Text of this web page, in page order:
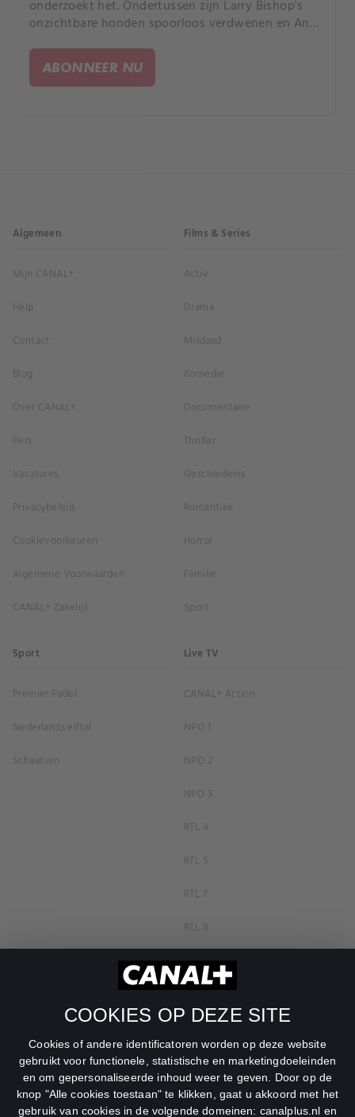
COOKIES OP DEZE SITE
Cookies of andere identificatoren worden op deze website
gebruikt voor functionele, statistische en marketingdoeleinden
en om gepersonaliseerde inhoud weer te geven. Door op de
knop "Alle cookies toestaan" te klikken, gaat u akkoord met het
gebruik van cookies in de volgende domeinen: canalplus.nl en
onderzoekt het. Ondertussen zijn Larry Bishop's
onzichtbare honden spoorloos verdwenen en Andy
hartenwens te ontdekken.
ABONNEER NU
Algemeen
Mijn CANAL+
Help
Contact
Blog
Over CANAL+
Pers
Vacatures
Privacybeleid
Cookievoorkeuren
Algemene Voorwaarden
CANAL+ Zakelijk
Films & Series
Actie
Drama
Misdaad
Komedie
Documentaire
Thriller
Geschiedenis
Romantiek
Horror
Familie
Sport
Sport
Premier Padel
Nederlands elftal
Schaatsen
Live TV
CANAL+ Action
NPO 1
NPO 2
NPO 3
RTL 4
RTL 5
RTL 7
RTL 8
RTL Z
SBS6
Veronica
DreamWorks Channel